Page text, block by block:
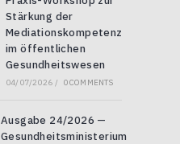
Stärkung der
Mediationskompetenz
im öffentlichen
Gesundheitswesen
04/07/2026 / 0 COMMENTS
Ausgabe 24/2026 —
Gesundheitsministerium